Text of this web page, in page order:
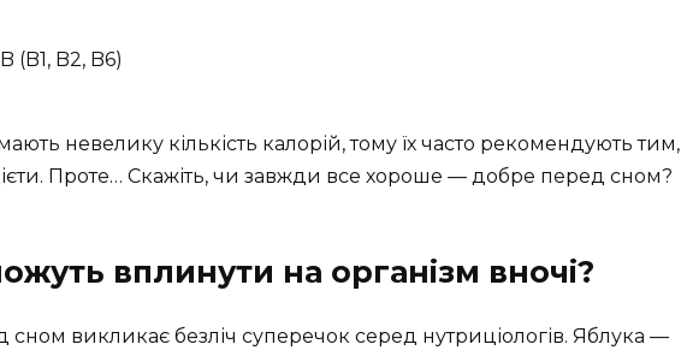
(B1, B2, B6)
невелику кількість калорій, тому їх часто рекомендують тим,
Проте… Скажіть, чи завжди все хороше — добре перед сном?
вплинути на організм вночі?
сном викликає безліч суперечок серед нутриціологів. Яблука —